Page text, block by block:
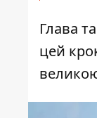
Глава
цей